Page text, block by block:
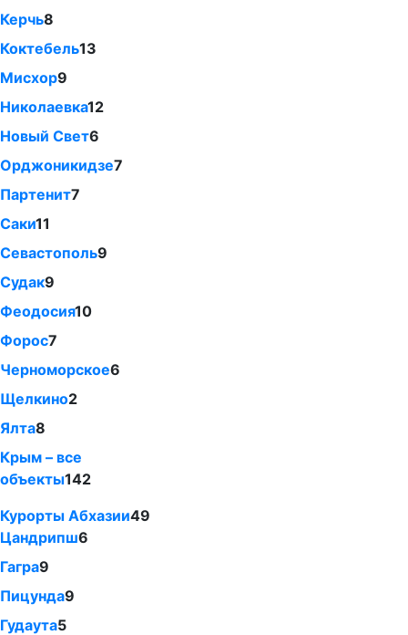
Керчь8
Коктебель13
Мисхор9
Николаевка12
Новый Свет6
Орджоникидзе7
Партенит7
Саки11
Севастополь9
Судак9
Феодосия10
Форос7
Черноморское6
Щелкино2
Ялта8
Крым – все
объекты142
Курорты Абхазии49
Цандрипш6
Гагра9
Пицунда9
Гудаута5